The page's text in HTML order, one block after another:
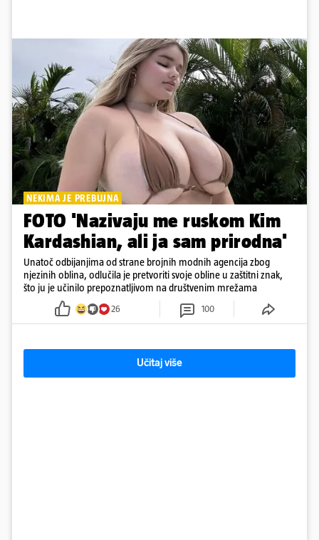
NEKIMA JE PREBUJNA
FOTO 'Nazivaju me ruskom Kim
Kardashian, ali ja sam prirodna'
Unatoč odbijanjima od strane brojnih modnih agencija zbog
njezinih oblina, odlučila je pretvoriti svoje obline u zaštitni znak,
što ju je učinilo prepoznatljivom na društvenim mrežama
26 100
Učitaj više